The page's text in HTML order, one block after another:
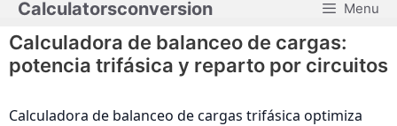
Saltar
contenido
Calculatorsconversion Menu
Calculadora de balanceo de cargas:
potencia trifásica y reparto por circuitos
Calculadora de balanceo de cargas trifásica optimiza